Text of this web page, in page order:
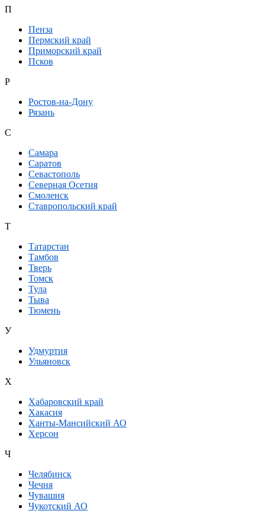
П
Пенза
Пермский край
Приморский край
Псков
Р
Ростов-на-Дону
Рязань
С
Самара
Саратов
Севастополь
Северная Осетия
Смоленск
Ставропольский край
Т
Татарстан
Тамбов
Тверь
Томск
Тула
Тыва
Тюмень
У
Удмуртия
Ульяновск
Х
Хабаровский край
Хакасия
Ханты-Мансийский АО
Херсон
Ч
Челябинск
Чечня
Чувашия
Чукотский АО